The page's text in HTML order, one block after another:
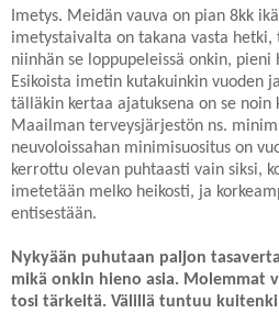
Imetys. Meidän vauva on pian 8kk
imetystaivalta on takana vasta hetki,
niinhän se loppupeleissä onkin, pieni
Esikoista imetin kutakuinkin vuoden
tälläkin kertaa ajatuksena on se noin
Maailman terveysjärjestön ns.
neuvoloissahan minimisuositus on
kerrottu olevan puhtaasti vain siksi,
imetetään melko heikosti, ja
entisestään.
Nykyään puhutaan paljon
mikä onkin hieno asia. Molemmat
tosi tärkeitä. Välillä tuntuu